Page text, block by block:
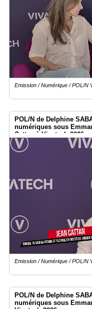
Emission / Numérique / POL/N
POL/N de Delphine
numériques sous
Cattan à Vivatech 2026
Emission / Numérique / POL/N
POL/N de Delphine
numériques sous